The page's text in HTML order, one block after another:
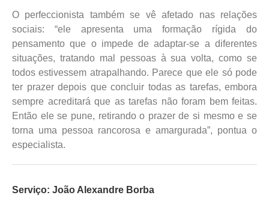
O perfeccionista também se vê afetado nas relações
sociais: “ele apresenta uma formação rígida do
pensamento que o impede de adaptar-se a diferentes
situações, tratando mal pessoas à sua volta, como se
todos estivessem atrapalhando. Parece que ele só pode
ter prazer depois que concluir todas as tarefas, embora
sempre acreditará que as tarefas não foram bem feitas.
Então ele se pune, retirando o prazer de si mesmo e se
torna uma pessoa rancorosa e amargurada”, pontua o
especialista.
Serviço: João Alexandre Borba